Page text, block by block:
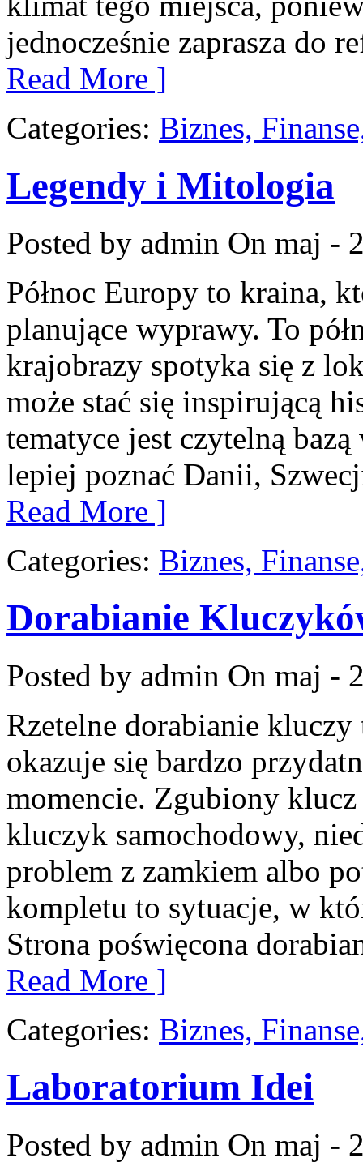
jednocześnie zaprasza do
Read More ]
Categories: Biznes,
Legendy i Mitologia
Posted by admin On maj -
Północ Europy to kraina,
planujące wyprawy. To
krajobrazy spotyka się z
może stać się inspirującą
tematyce jest czytelną
lepiej poznać Danii,
Read More ]
Categories: Biznes,
Dorabianie
Posted by admin On maj -
Rzetelne dorabianie
okazuje się bardzo
momencie. Zgubiony
kluczyk samochodowy,
problem z zamkiem albo
kompletu to sytuacje, w
Strona poświęcona
Read More ]
Categories: Biznes,
Laboratorium Idei
Posted by admin On maj -